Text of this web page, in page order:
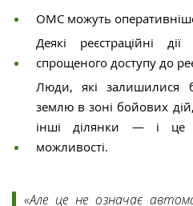
ОМС можуть
Деякі реєстраційні
спрощеного доступу до
Люди, які залишилися
землю в зоні бойових
інші ділянки — і це
можливості.
«Але це не означає